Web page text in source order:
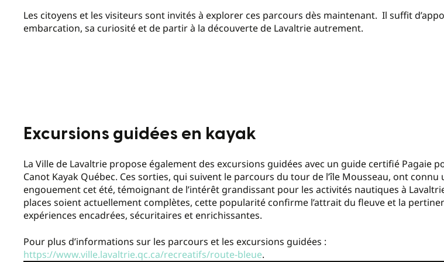
Les citoyens et les visiteurs sont invités à explorer ces parcours dès maintenant. Il suffit
embarcation, sa curiosité et de partir à la découverte de Lavaltrie autrement.
Excursions guidées en kayak
La Ville de Lavaltrie propose également des excursions guidées avec un guide certifié Pagaie
Canot Kayak Québec. Ces sorties, qui suivent le parcours du tour de l’île Mousseau, ont
engouement cet été, témoignant de l’intérêt grandissant pour les activités nautiques à
places soient actuellement complètes, cette popularité confirme l’attrait du fleuve et la
expériences encadrées, sécuritaires et enrichissantes.
Pour plus d’informations sur les parcours et les excursions guidées :
https://www.ville.lavaltrie.qc.ca/recreatifs/route-bleue.